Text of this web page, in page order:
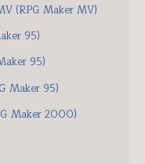
(RPG Maker MV)
95)
95)
Maker 95)
Maker 2000)